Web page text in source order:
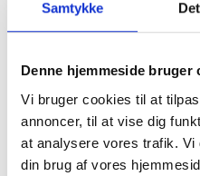
Samtykke
Denne hjemmeside bruger
Vi bruger cookies til at
annoncer, til at vise dig
at analysere vores trafik. Vi
din brug af vores
BESKRIVELSE